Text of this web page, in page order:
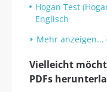
Hogan Test
Englisch
Mehr anzeigen...
Vielleicht
PDFs